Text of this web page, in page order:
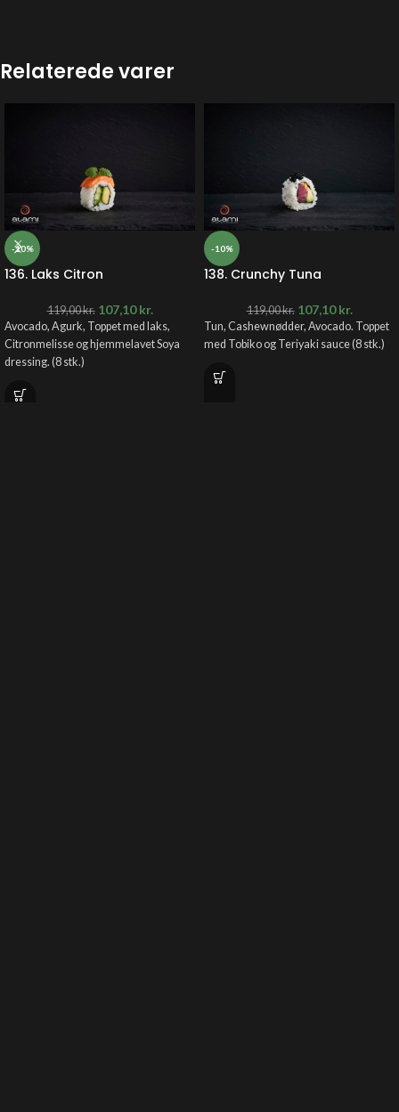
Relaterede varer
-10%
136. Laks Citron
119,00kr. 107,10kr.
Avocado, Agurk, Toppet med laks,
Citronmelisse og hjemmelavet Soya
dressing. (8 stk.)
-10%
138. Crunchy Tuna
119,00kr. 107,10kr.
Tun, Cashewnødder, Avocado. Toppet
med Tobiko og Teriyaki sauce (8 stk.)